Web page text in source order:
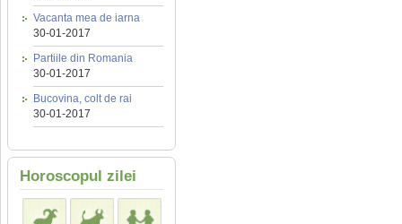
Vacanta mea de iarna
30-01-2017
Partiile din Romania
30-01-2017
Bucovina, colt de rai
30-01-2017
Horoscopul zilei